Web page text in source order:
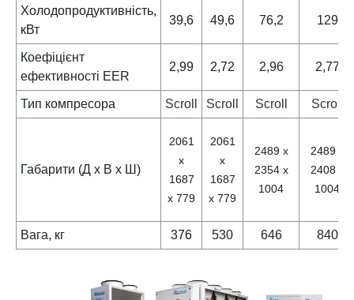
Холодопродуктивність,
кВт
39,6 49,6 76,2 129
Коефіцієнт
ефективності EER
2,99 2,72 2,96 2,77
Тип компресора Scroll Scroll Scroll Scroll
Габарити (Д х В х Ш)
2061
х
1687
х 779
2061
х
1687
х 779
2489 х
2354 х
1004
2489 х
2408 х
1004
Вага, кг 376 530 646 840